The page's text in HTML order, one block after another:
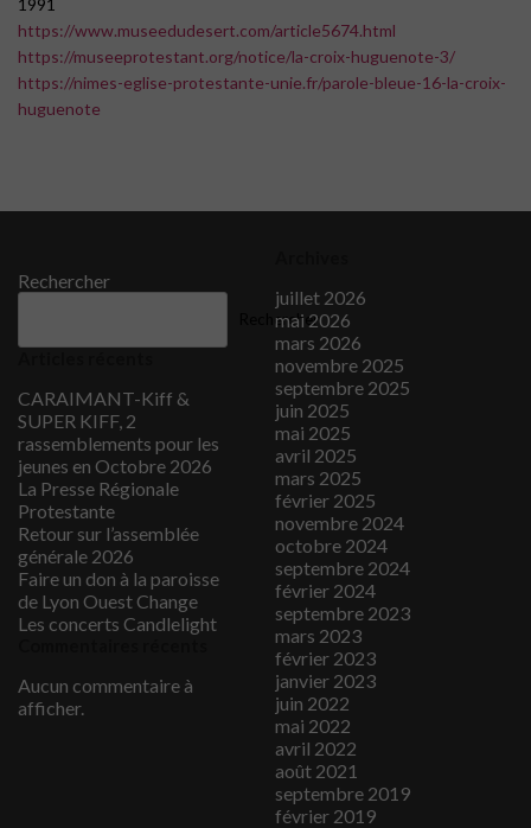
https://www.museedudesert.com/article5674.html
https://museeprotestant.org/notice/la-croix-huguenote-3/
https://nimes-eglise-protestante-unie.fr/parole-bleue-16-la-croix-
huguenote
Rechercher
Rechercher
CARAIMANT-Kiff &
SUPER KIFF, 2
rassemblements pour les
jeunes en Octobre 2026
La Presse Régionale
Protestante
Retour sur l’assemblée
générale 2026
Faire un don à la paroisse
de Lyon Ouest Change
Les concerts Candlelight
Aucun commentaire à
afficher.
juillet 2026
mai 2026
mars 2026
novembre 2025
septembre 2025
juin 2025
mai 2025
avril 2025
mars 2025
février 2025
novembre 2024
octobre 2024
septembre 2024
février 2024
septembre 2023
mars 2023
février 2023
janvier 2023
juin 2022
mai 2022
avril 2022
août 2021
septembre 2019
février 2019